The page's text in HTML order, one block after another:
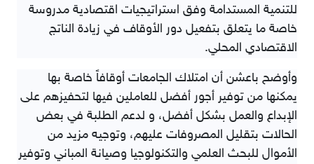
للتنمية المستدامة وفق استراتيجيات اقتصادية مدروسة
خاصة ما يتعلق بتفعيل دور الأوقاف في زيادة الناتج
الاقتصادي المحلي.
وأوضح باعشن أن امتلاك الجامعات أوقافاً خاصة بها
يمكنها من توفير أجور أفضل للعاملين فيها لتحفيزهم على
الإبداع والعمل بشكل أفضل، و لدعم الطلبة في بعض
الحالات بتقليل المصروفات عليهم، وتوجيه مزيد من
الأموال للبحث العلمي والتكنولوجيا وصيانة المباني وتوفير